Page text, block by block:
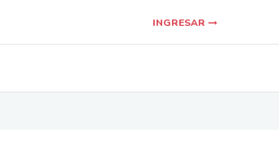
INGRESAR